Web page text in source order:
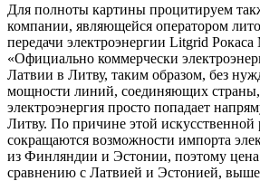
Для полноты картины процитируем
компании, являющейся оператором
передачи электроэнергии Litgrid
«Официально коммерчески
Латвии в Литву, таким образом, без
мощности линий, соединяющих страны,
электроэнергия просто попадает
Литву. По причине этой искусственной
сокращаются возможности импорта
из Финляндии и Эстонии, поэтому
сравнению с Латвией и Эстонией,